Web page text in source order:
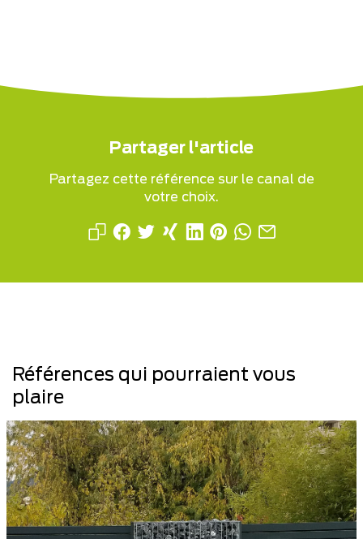
Partager l'article
Partagez cette référence sur le canal de
votre choix.
Références qui pourraient vous
plaire